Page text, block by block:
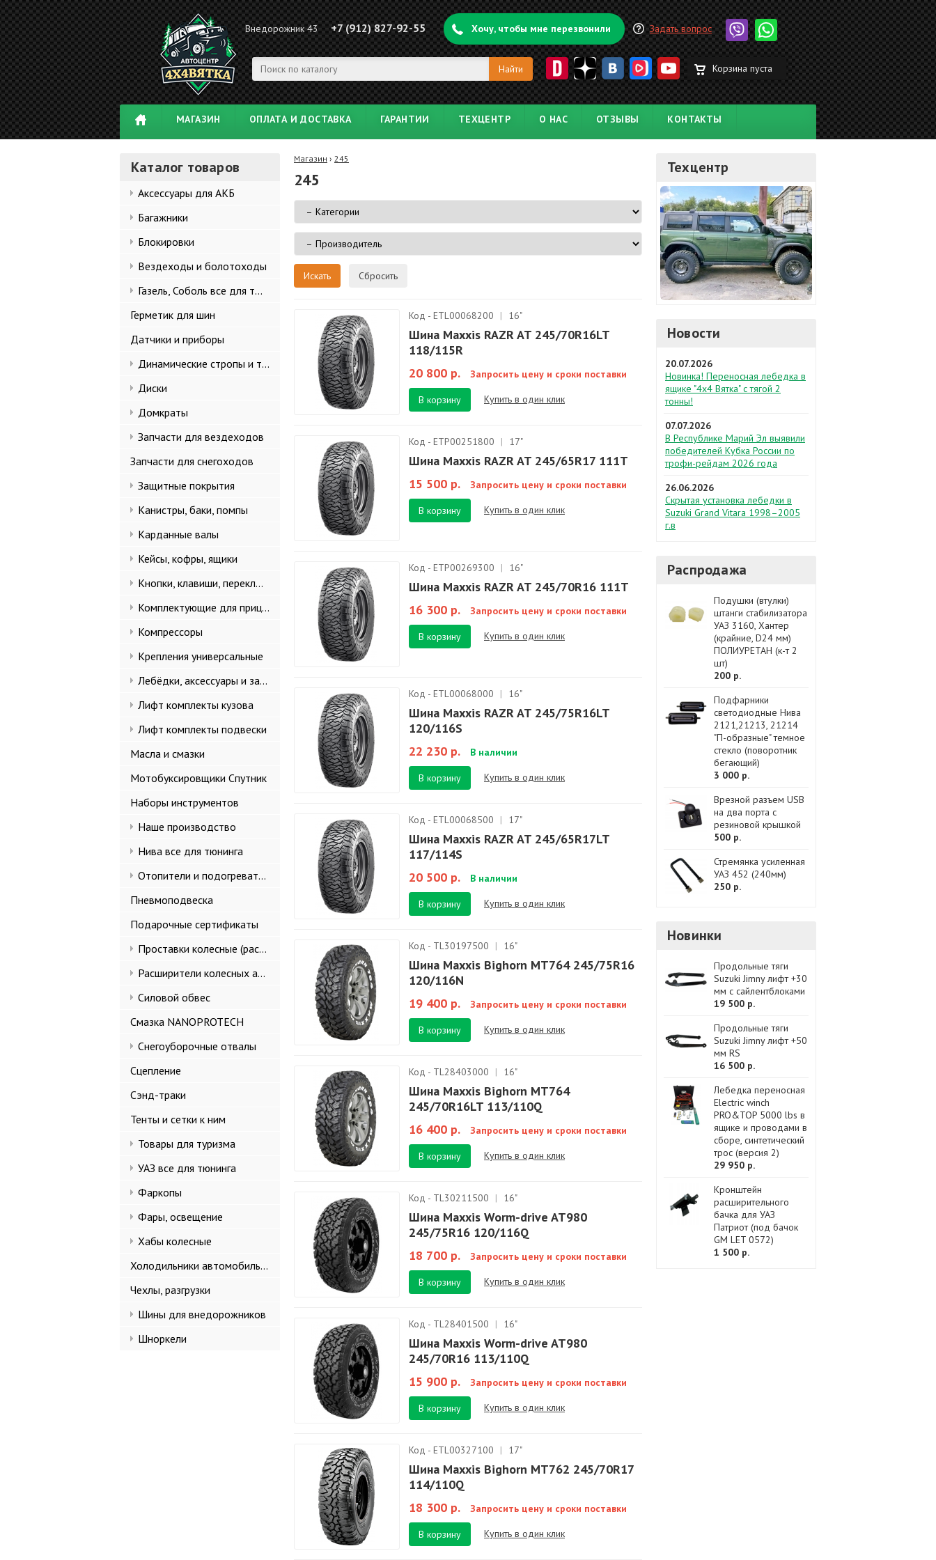
Внедорожник 43 +7 (912) 827-92-55 Хочу, чтобы мне перезвонили Задать вопрос
Корзина пуста
МАГАЗИН ОПЛАТА И ДОСТАВКА ГАРАНТИИ ТЕХЦЕНТР О НАС ОТЗЫВЫ КОНТАКТЫ
Каталог товаров
Аксессуары для АКБ
Багажники
Блокировки
Вездеходы и болотоходы
Газель, Соболь все для тюнинга
Герметик для шин
Датчики и приборы
Динамические стропы и такелаж
Диски
Домкраты
Запчасти для вездеходов
Запчасти для снегоходов
Защитные покрытия
Канистры, баки, помпы
Карданные валы
Кейсы, кофры, ящики
Кнопки, клавиши, переключатели
Комплектующие для прицепов
Компрессоры
Крепления универсальные
Лебёдки, аксессуары и запчасти
Лифт комплекты кузова
Лифт комплекты подвески
Масла и смазки
Мотобуксировщики Спутник
Наборы инструментов
Наше производство
Нива все для тюнинга
Отопители и подогреватели
Пневмоподвеска
Подарочные сертификаты
Проставки колесные (расширители колеи)
Расширители колесных арок и брызговики
Силовой обвес
Смазка NANOPROTECH
Снегоуборочные отвалы
Сцепление
Сэнд-траки
Тенты и сетки к ним
Товары для туризма
УАЗ все для тюнинга
Фаркопы
Фары, освещение
Хабы колесные
Холодильники автомобильные
Чехлы, разгрузки
Шины для внедорожников
Шноркели
Магазин › 245
245
Сбросить
Код - ETL00068200 | 16"
Шина Maxxis RAZR AT 245/70R16LT
118/115R
20 800 р.
Запросить цену и сроки поставки
В корзину Купить в один клик
Код - ETP00251800 | 17"
Шина Maxxis RAZR AT 245/65R17 111T
15 500 р.
Запросить цену и сроки поставки
В корзину Купить в один клик
Код - ETP00269300 | 16"
Шина Maxxis RAZR AT 245/70R16 111T
16 300 р.
Запросить цену и сроки поставки
В корзину Купить в один клик
Код - ETL00068000 | 16"
Шина Maxxis RAZR AT 245/75R16LT
120/116S
22 230 р.
В наличии
В корзину Купить в один клик
Код - ETL00068500 | 17"
Шина Maxxis RAZR AT 245/65R17LT
117/114S
20 500 р.
В наличии
В корзину Купить в один клик
Код - TL30197500 | 16"
Шина Maxxis Bighorn MT764 245/75R16
120/116N
19 400 р.
Запросить цену и сроки поставки
В корзину Купить в один клик
Код - TL28403000 | 16"
Шина Maxxis Bighorn MT764
245/70R16LT 113/110Q
16 400 р.
Запросить цену и сроки поставки
В корзину Купить в один клик
Код - TL30211500 | 16"
Шина Maxxis Worm-drive AT980
245/75R16 120/116Q
18 700 р.
Запросить цену и сроки поставки
В корзину Купить в один клик
Код - TL28401500 | 16"
Шина Maxxis Worm-drive AT980
245/70R16 113/110Q
15 900 р.
Запросить цену и сроки поставки
В корзину Купить в один клик
Код - ETL00327100 | 17"
Шина Maxxis Bighorn MT762 245/70R17
114/110Q
18 300 р.
Запросить цену и сроки поставки
В корзину Купить в один клик
Техцентр
Новости
20.07.2026
Новинка! Переносная лебедка в
ящике "4х4 Вятка" с тягой 2
тонны!
07.07.2026
В Республике Марий Эл выявили
победителей Кубка России по
трофи-рейдам 2026 года
26.06.2026
Скрытая установка лебедки в
Suzuki Grand Vitara 1998–2005
г.в
Распродажа
Подушки (втулки)
штанги стабилизатора
УАЗ 3160, Хантер
(крайние, D24 мм)
ПОЛИУРЕТАН (к-т 2
шт)
200 р.
Подфарники
светодиодные Нива
2121,21213, 21214
"П-образные" темное
стекло (поворотник
бегающий)
3 000 р.
Врезной разъем USB
на два порта с
резиновой крышкой
500 р.
Стремянка усиленная
УАЗ 452 (240мм)
250 р.
Новинки
Продольные тяги
Suzuki Jimny лифт +30
мм с сайлентблоками
19 500 р.
Продольные тяги
Suzuki Jimny лифт +50
мм RS
16 500 р.
Лебедка переносная
Electric winch
PRO&TOP 5000 lbs в
ящике и проводами в
сборе, синтетический
трос (версия 2)
29 950 р.
Кронштейн
расширительного
бачка для УАЗ
Патриот (под бачок
GM LET 0572)
1 500 р.